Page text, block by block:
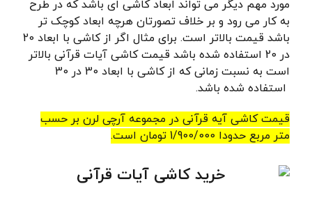
مورد مهم دیگر می تواند ابعاد کاشی ای باشد که در طرح
به کار می رود و بر خلاف تصورتان هرچه ابعاد کوچک تر
باشد قیمت بالاتر است. برای مثال اگر از کاشی با ابعاد 20
در 20 استفاده شده باشد قیمت کاشی آیات قرآنی بالاتر
است به نسبت زمانی که از کاشی با ابعاد 30 در 30
استفاده شده باشد.
قیمت کاشی آیه قرآنی در مجموعه آرچی لرن بر حسب
متر مربع حدودا 1/900/000 تومان است.